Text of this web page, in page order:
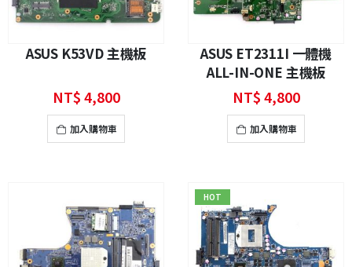
ASUS K53VD 主機板
NT$4,800
加入購物車
ASUS ET2311I 一體機
ALL-IN-ONE 主機板
NT$4,800
加入購物車
HOT